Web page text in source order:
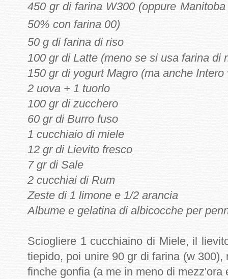
450 gr di farina W300 (oppure
50% con farina 00)
50 g di farina di riso
100 gr di Latte (meno se si usa farina di
150 gr di yogurt Magro (ma anche Intero
2 uova + 1 tuorlo
100 gr di zucchero
60 gr di Burro fuso
1 cucchiaio di miele
12 gr di Lievito fresco
7 gr di Sale
2 cucchiai di Rum
Zeste di 1 limone e 1/2 arancia
Albume e gelatina di albicocche per
Sciogliere 1 cucchiaino di Miele, il
tiepido, poi unire 90 gr di farina (w
finche gonfia (a me in meno di mezz'ora